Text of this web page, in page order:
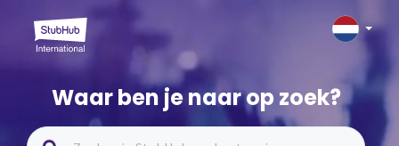
Waar ben je naar op zoek?